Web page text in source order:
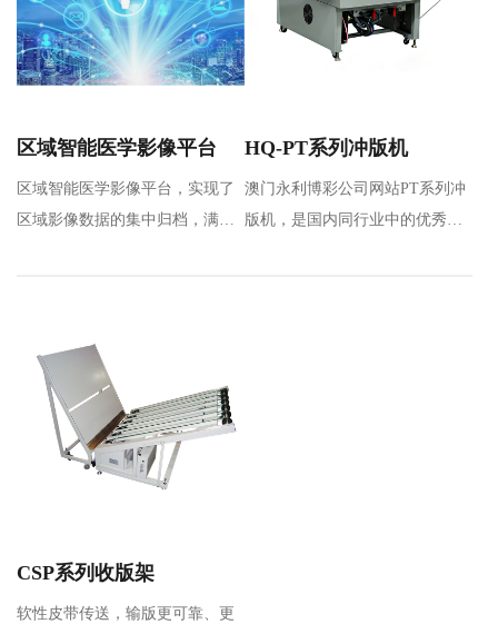
区域智能医学影像平台
区域智能医学影像平台，实现了
区域影像数据的集中归档，满足
HQ-PT系列冲版机
澳门永利博彩公司网站PT系列冲
版机，是国内同行业中的优秀品
CSP系列收版架
软性皮带传送，输版更可靠、更